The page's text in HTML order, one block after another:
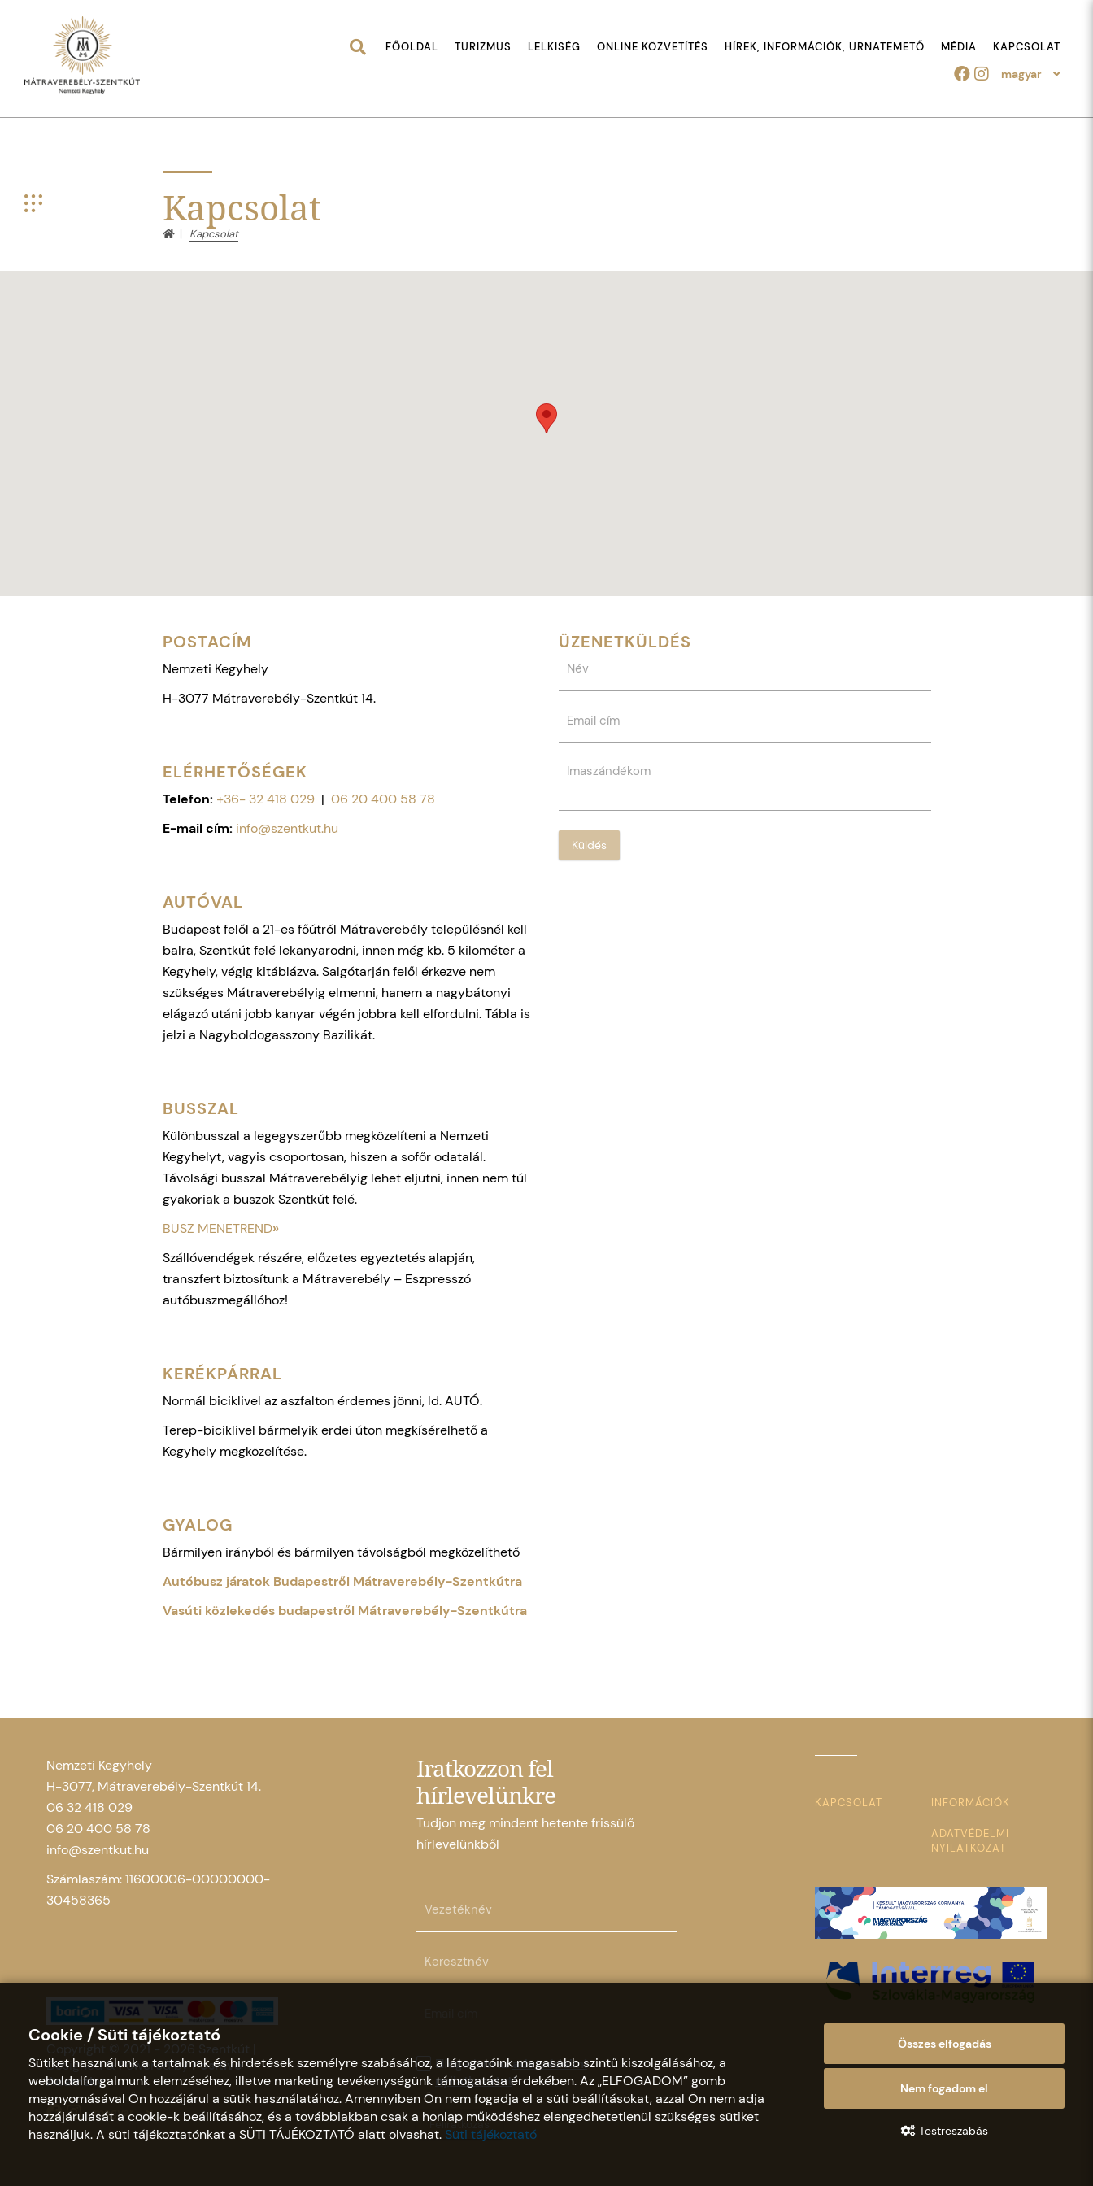
FŐOLDAL TURIZMUS LELKISÉG ONLINE KÖZVETÍTÉS HÍREK, INFORMÁCIÓK, URNATEMETŐ MÉDIA KAPCSOLAT
magyar
Kapcsolat
Kapcsolat
POSTACÍM
Nemzeti Kegyhely
H-3077 Mátraverebély-Szentkút 14.
ELÉRHETŐSÉGEK
Telefon: +36- 32 418 029| 06 20 400 58 78
E-mail cím: info@szentkut.hu
AUTÓVAL
Budapest felől a 21-es főútról Mátraverebély településnél kell
balra, Szentkút felé lekanyarodni, innen még kb. 5 kilométer a
Kegyhely, végig kitáblázva. Salgótarján felől érkezve nem
szükséges Mátraverebélyig elmenni, hanem a nagybátonyi
elágazó utáni jobb kanyar végén jobbra kell elfordulni. Tábla is
jelzi a Nagyboldogasszony Bazilikát.
BUSSZAL
Különbusszal a legegyszerűbb megközelíteni a Nemzeti
Kegyhelyt, vagyis csoportosan, hiszen a sofőr odatalál.
Távolsági busszal Mátraverebélyig lehet eljutni, innen nem túl
gyakoriak a buszok Szentkút felé.
BUSZ MENETREND»
Szállóvendégek részére, előzetes egyeztetés alapján,
transzfert biztosítunk a Mátraverebély – Eszpresszó
autóbuszmegállóhoz!
KERÉKPÁRRAL
Normál biciklivel az aszfalton érdemes jönni, ld. AUTÓ.
Terep-biciklivel bármelyik erdei úton megkísérelhető a
Kegyhely megközelítése.
GYALOG
Bármilyen irányból és bármilyen távolságból megközelíthető
Autóbusz járatok Budapestről Mátraverebély-Szentkútra
Vasúti közlekedés budapestről Mátraverebély-Szentkútra
ÜZENETKÜLDÉS
Küldés
Nemzeti Kegyhely
H-3077, Mátraverebély-Szentkút 14.
06 32 418 029
06 20 400 58 78
info@szentkut.hu
Számlaszám: 11600006-00000000-
30458365
Copyright © 2021 - 2026 Szentkút |
Designed & Powered byPositive
Adamsky
magyar
Iratkozzon fel
hírlevelünkre
Tudjon meg mindent hetente frissülő
hírlevelünkből
Elfogadom azadatvédelmi
nyilatkozatot*
Feliratkozás
KAPCSOLAT INFORMÁCIÓK
ADATVÉDELMI
NYILATKOZAT
Cookie / Süti tájékoztató
Sütiket használunk a tartalmak és hirdetések személyre szabásához, a látogatóink magasabb szintű kiszolgálásához, a
weboldalforgalmunk elemzéséhez, illetve marketing tevékenységünk támogatása érdekében. Az „ELFOGADOM” gomb
megnyomásával Ön hozzájárul a sütik használatához. Amennyiben Ön nem fogadja el a süti beállításokat, azzal Ön nem adja
hozzájárulását a cookie-k beállításához, és a továbbiakban csak a honlap működéshez elengedhetetlenül szükséges sütiket
használjuk. A süti tájékoztatónkat a SÜTI TÁJÉKOZTATÓ alatt olvashat. Süti tájékoztató
Összes elfogadás
Nem fogadom el
Testreszabás